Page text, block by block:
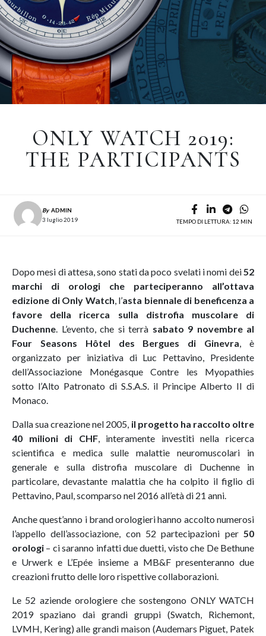
ONLY WATCH 2019:
THE PARTICIPANTS
By ADMIN
3 luglio 2019
TEMPO DI LETTURA: 12 MIN
Dopo mesi di attesa, sono stati da poco svelati i nomi dei52
marchi di orologi che parteciperanno all’ottava
edizione di Only Watch, l’asta biennale di beneficenza a
favore della ricerca sulla distrofia muscolare di
Duchenne. L’evento, che si terrà sabato 9 novembre al
Four Seasons Hôtel des Bergues di Ginevra, è
organizzato per iniziativa di Luc Pettavino, Presidente
dell’Associazione Monégasque Contre les Myopathies
sotto l’Alto Patronato di S.S.A.S. il Principe Alberto II di
Monaco.
Dalla sua creazione nel 2005, il progetto ha raccolto oltre
40 milioni di CHF, interamente investiti nella ricerca
scientifica e medica sulle malattie neuromuscolari in
generale e sulla distrofia muscolare di Duchenne in
particolare, devastante malattia che ha colpito il figlio di
Pettavino, Paul, scomparso nel 2016 all’età di 21 anni.
Anche quest’anno i brand orologieri hanno accolto numerosi
l’appello dell’associazione, con 52 partecipazioni per 50
orologi – ci saranno infatti due duetti, visto che De Bethune
e Urwerk e L’Epée insieme a MB&F presenteranno due
creazioni frutto delle loro rispettive collaborazioni.
Le 52 aziende orologiere che sostengono ONLY WATCH
2019 spaziano dai grandi gruppi (Swatch, Richemont,
LVMH, Kering) alle grandi maison (Audemars Piguet, Patek